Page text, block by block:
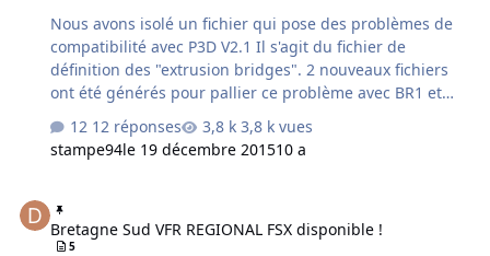
Nous avons isolé un fichier qui pose des problèmes de
compatibilité avec P3D V2.1 Il s'agit du fichier de
définition des "extrusion bridges". 2 nouveaux fichiers
ont été générés pour pallier ce problème avec BR1 et
obj_BR1_ponts.BGL obj_BR2_ponts.BGL
12 réponses
3,8 k vues
stampe94le 19 décembre 201510 a
Bretagne Sud VFR REGIONAL FSX disponible !
5